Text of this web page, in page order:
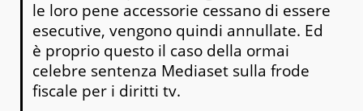
le loro pene accessorie cessano di essere
esecutive, vengono quindi annullate. Ed
è proprio questo il caso della ormai
celebre sentenza Mediaset sulla frode
fiscale per i diritti tv.